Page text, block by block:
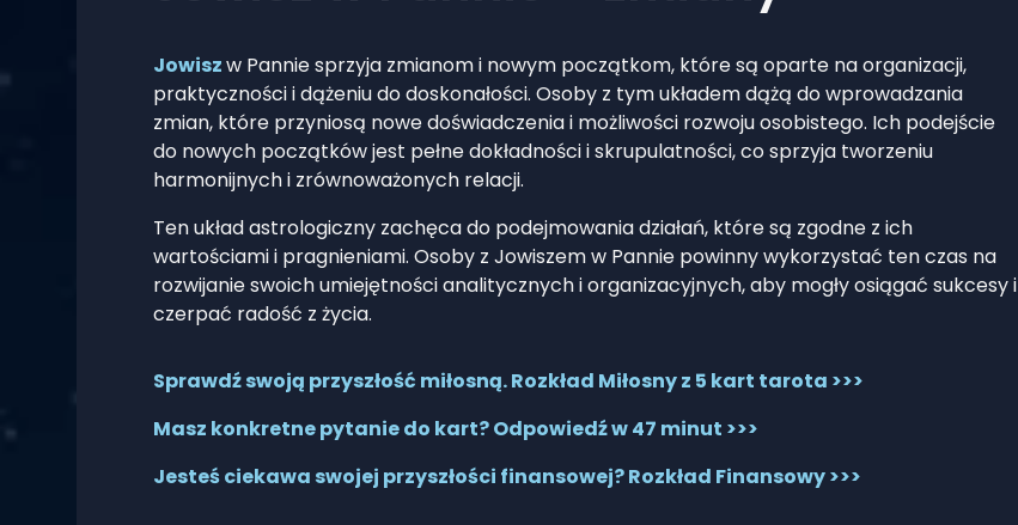
Jowiszw Pannie sprzyja zmianom i nowym początkom, które są oparte na organizacji,
praktyczności i dążeniu do doskonałości. Osoby z tym układem dążą do wprowadzania
zmian, które przyniosą nowe doświadczenia i możliwości rozwoju osobistego. Ich podejście
do nowych początków jest pełne dokładności i skrupulatności, co sprzyja tworzeniu
harmonijnych i zrównoważonych relacji.
Ten układ astrologiczny zachęca do podejmowania działań, które są zgodne z ich
wartościami i pragnieniami. Osoby z Jowiszem w Pannie powinny wykorzystać ten czas na
rozwijanie swoich umiejętności analitycznych i organizacyjnych, aby mogły osiągać sukcesy i
czerpać radość z życia.
Sprawdź swoją przyszłość miłosną. Rozkład Miłosny z 5 kart tarota >>>
Masz konkretne pytanie do kart? Odpowiedź w 47 minut >>>
Jesteś ciekawa swojej przyszłości finansowej? Rozkład Finansowy >>>